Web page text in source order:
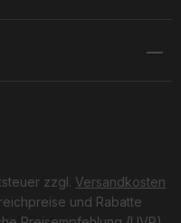
zzgl. Versandkosten
und Rabatte